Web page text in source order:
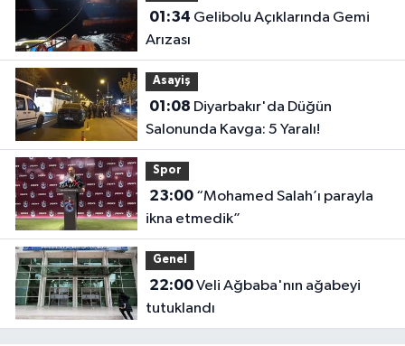
01:34
Arızası
Asayiş
01:08
Salonunda Kavga: 5 Yaralı!
Spor
23:00“Mohamed Salah’ı parayla
ikna etmedik”
Genel
22:00Veli Ağbaba'nın ağabeyi
tutuklandı